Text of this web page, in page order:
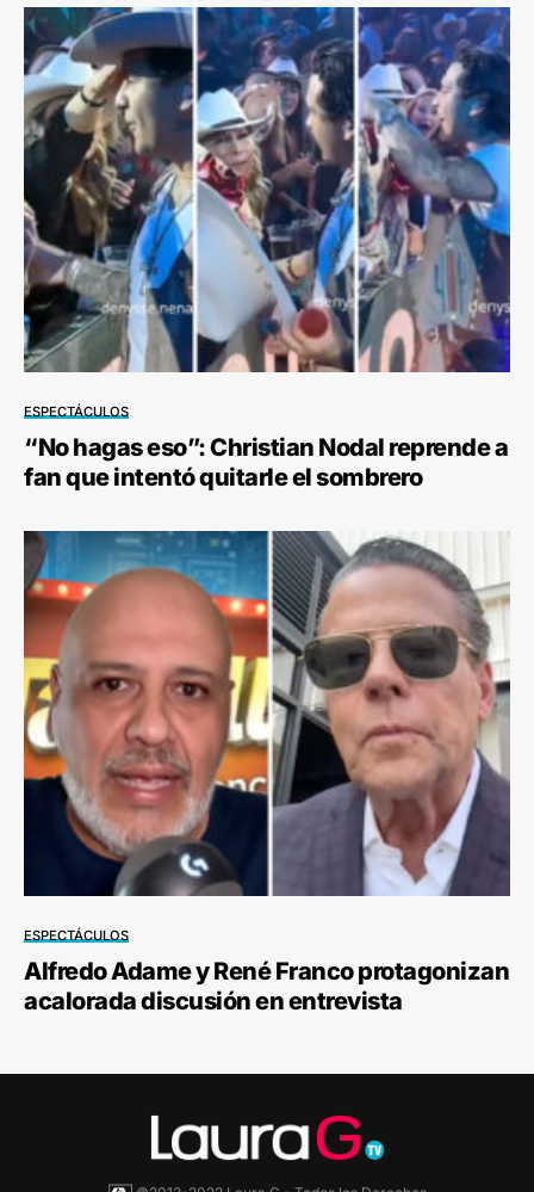
ESPECTÁCULOS
“No hagas eso”: Christian Nodal reprende a
fan que intentó quitarle el sombrero
ESPECTÁCULOS
Alfredo Adame y René Franco protagonizan
acalorada discusión en entrevista